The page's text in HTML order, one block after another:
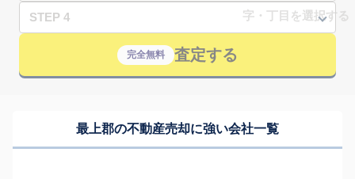
STEP 4
完全無料 査定する
最上郡の不動産売却に強い会社一覧